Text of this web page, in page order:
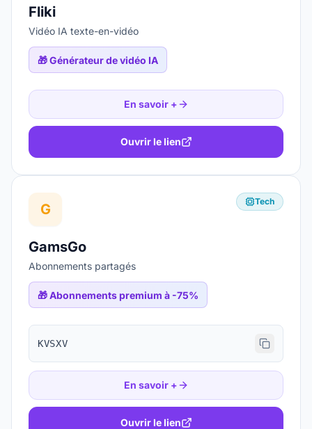
Fliki
Vidéo IA texte-en-vidéo
🎁Générateur de vidéo IA
En savoir +
Ouvrir le lien
G Tech
GamsGo
Abonnements partagés
🎁Abonnements premium à -75%
KVSXV
En savoir +
Ouvrir le lien